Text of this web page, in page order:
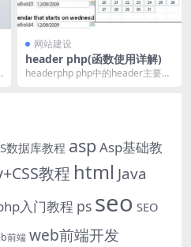
网站建设
header php(函数使用详解)
headerphp php中的header主要用
数据库教程 asp Asp基础教
教程 html Java
入门教程 ps seo SEO
前端 web前端开发